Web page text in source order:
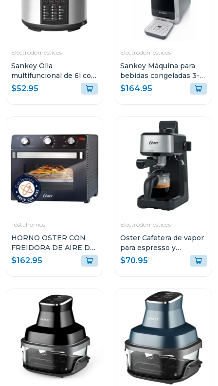
Electrodomésticos
Sankey Olla
multifuncional de 6l con
15 funciones para
cocinar ke65d
$52.95
Electrodomésticos
Sankey Máquina para
bebidas congeladas 3-
en-1 con pantalla tactil
sl2001
$164.95
Tostahornos
HORNO OSTER CON
FREIDORA DE AIRE DE
22L CON
RECUBRIMIENTO
$162.95
Electrodomésticos
Oster Cafetera de vapor
para espresso y
cappuccino capacidad
de 2 tazas stem3300
$70.95